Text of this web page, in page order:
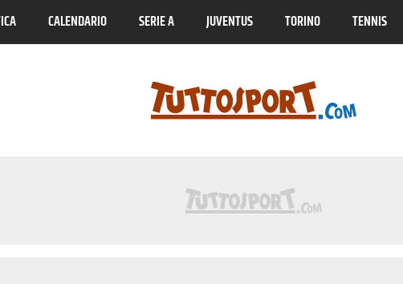
CALENDARIO SERIE A JUVENTUS TORINO TENNIS